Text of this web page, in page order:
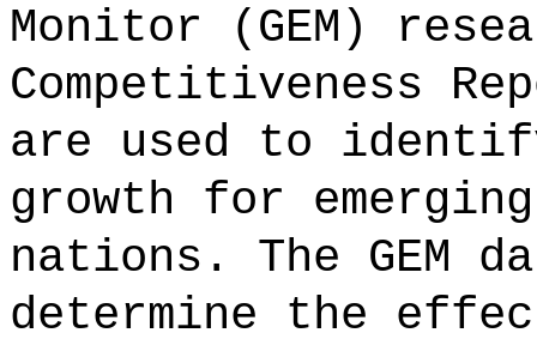
Monitor (GEM)
Competitiveness
are used to
growth for
nations. The GEM
determine the